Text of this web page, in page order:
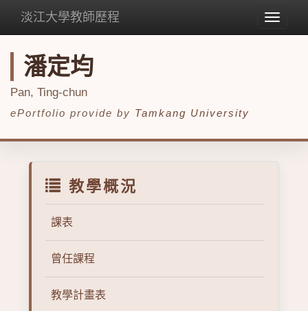
Toggle
淡江大學教師歷程
潘定均
Pan, Ting-chun
ePortfolio provide by Tamkang University
教學概況
課表
曾任課程
教學計畫表